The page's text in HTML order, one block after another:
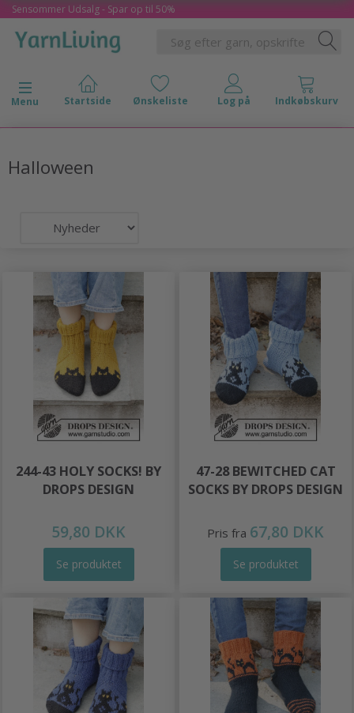
Sensommer Udsalg - Spar op til 50%
Skifte navigation
Menu
Halloween
244-43 HOLY SOCKS! BY
DROPS DESIGN
59,80 DKK
Se produktet
47-28 BEWITCHED CAT
SOCKS BY DROPS DESIGN
Pris fra 67,80 DKK
Se produktet